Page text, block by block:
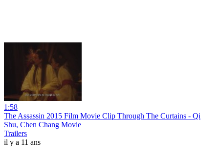
1:58
The Assassin 2015 Film Movie Clip Through The Curtains - Qi
Shu, Chen Chang Movie
Trailers
il y a 11 ans